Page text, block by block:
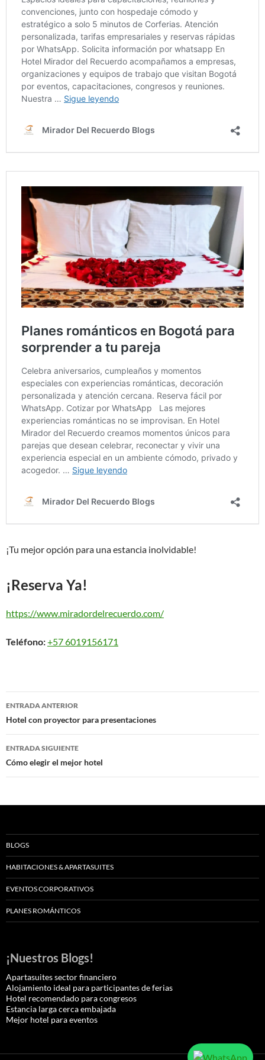
¡Tu mejor opción para una estancia inolvidable!
¡Reserva Ya!
https://www.miradordelrecuerdo.com/
Teléfono:+57 6019156171
Navegación
de
entradas
ENTRADA ANTERIOR
Hotel con proyector para presentaciones
ENTRADA SIGUIENTE
Cómo elegir el mejor hotel
BLOGS
HABITACIONES & APARTASUITES
EVENTOS CORPORATIVOS
PLANES ROMÁNTICOS
¡Nuestros Blogs!
Apartasuites sector financiero
Alojamiento ideal para participantes de ferias
Hotel recomendado para congresos
Estancia larga cerca embajada
Mejor hotel para eventos